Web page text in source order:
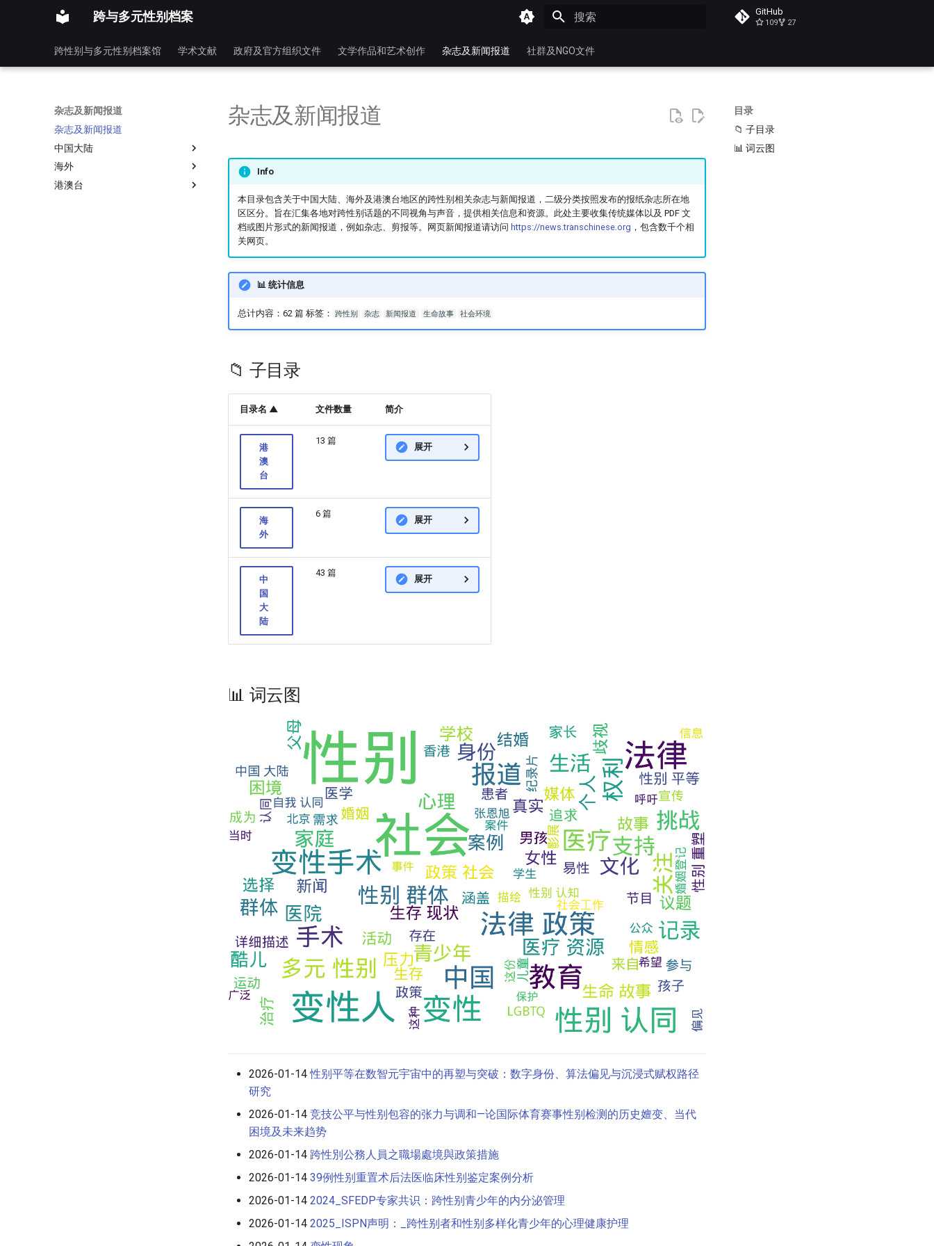
跨与多元性别档案 GitHub
109 27
跨性别与多元性别档案馆 学术文献 政府及官方组织文件 文学作品和艺术创作 杂志及新闻报道 社群及NGO文件
杂志及新闻报道
杂志及新闻报道
中国大陆
海外
港澳台
目录
📁 子目录
📊 词云图
杂志及新闻报道
Info
本目录包含关于中国大陆、海外及港澳台地区的跨性别相关杂志与新闻报道，二级分类按照发布的报纸杂志所在地
区区分。旨在汇集各地对跨性别话题的不同视角与声音，提供相关信息和资源。此处主要收集传统媒体以及 PDF 文
档或图片形式的新闻报道，例如杂志、剪报等。网页新闻报道请访问 https://news.transchinese.org ，包含数千个相
关网页。
📊 统计信息
总计内容：62 篇 标签： 跨性别 杂志 新闻报道 生命故事 社会环境
📁 子目录
目录名 ▲ 文件数量 简介
港
澳
台
13 篇
展开
海
外
6 篇
展开
中
国
大
陆
43 篇
展开
📊 词云图
2026-01-14性别平等在数智元宇宙中的再塑与突破：数字身份、算法偏见与沉浸式赋权路径
研究
2026-01-14 竞技公平与性别包容的张力与调和—论国际体育赛事性别检测的历史嬗变、当代
困境及未来趋势
2026-01-14 跨性別公務人員之職場處境與政策措施
2026-01-14 39例性别重置术后法医临床性别鉴定案例分析
2026-01-14 2024_SFEDP专家共识：跨性别青少年的内分泌管理
2026-01-14 2025_ISPN声明：_跨性别者和性别多样化青少年的心理健康护理